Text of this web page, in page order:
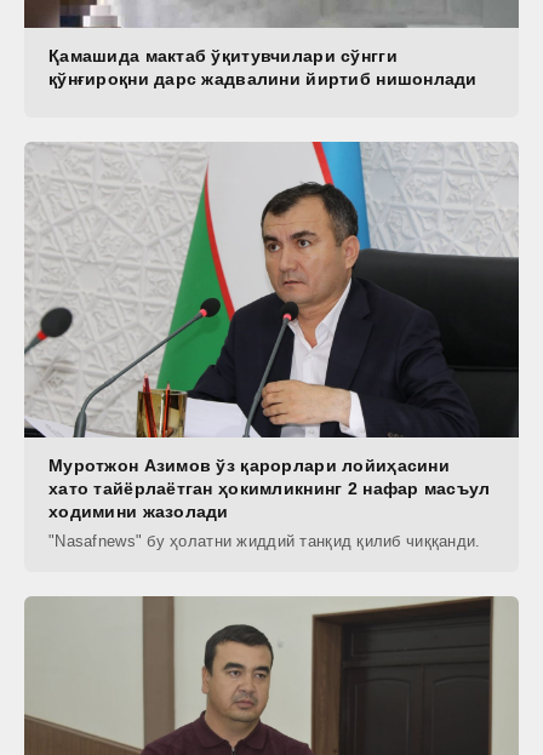
Қамашида мактаб ўқитувчилари сўнгги
қўнғироқни дарс жадвалини йиртиб нишонлади
Муротжон Азимов ўз қарорлари лойиҳасини
хато тайёрлаётган ҳокимликнинг 2 нафар масъул
ходимини жазолади
"Nasafnews" бу ҳолатни жиддий танқид қилиб чиққанди.